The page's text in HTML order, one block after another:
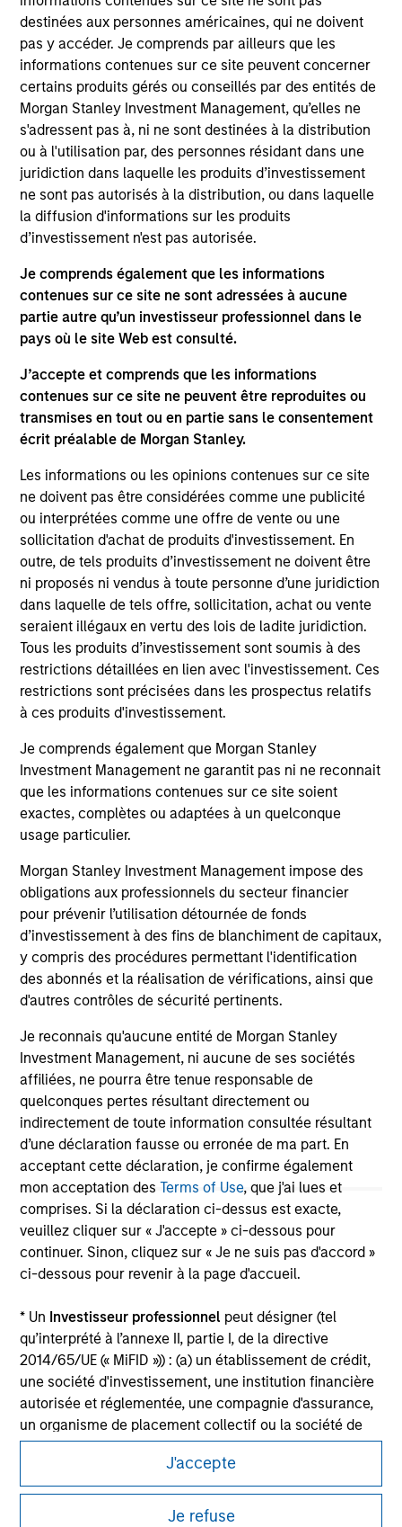
destinées aux personnes américaines, qui ne doivent
pas y accéder. Je comprends par ailleurs que les
informations contenues sur ce site peuvent concerner
certains produits gérés ou conseillés par des entités de
Morgan Stanley Investment Management, qu’elles ne
s'adressent pas à, ni ne sont destinées à la distribution
ou à l'utilisation par, des personnes résidant dans une
juridiction dans laquelle les produits d’investissement
ne sont pas autorisés à la distribution, ou dans laquelle
la diffusion d'informations sur les produits
d’investissement n'est pas autorisée.
Je comprends également que les informations
contenues sur ce site ne sont adressées à aucune
partie autre qu’un investisseur professionnel dans le
pays où le site Web est consulté.
J’accepte et comprends que les informations
contenues sur ce site ne peuvent être reproduites ou
transmises en tout ou en partie sans le consentement
écrit préalable de Morgan Stanley.
Les informations ou les opinions contenues sur ce site
ne doivent pas être considérées comme une publicité
ou interprétées comme une offre de vente ou une
sollicitation d'achat de produits d'investissement. En
outre, de tels produits d’investissement ne doivent être
ni proposés ni vendus à toute personne d’une juridiction
dans laquelle de tels offre, sollicitation, achat ou vente
seraient illégaux en vertu des lois de ladite juridiction.
Tous les produits d’investissement sont soumis à des
restrictions détaillées en lien avec l'investissement. Ces
restrictions sont précisées dans les prospectus relatifs
à ces produits d'investissement.
Je comprends également que Morgan Stanley
Investment Management ne garantit pas ni ne reconnait
que les informations contenues sur ce site soient
exactes, complètes ou adaptées à un quelconque
usage particulier.
Morgan Stanley Investment Management impose des
obligations aux professionnels du secteur financier
pour prévenir l’utilisation détournée de fonds
d’investissement à des fins de blanchiment de capitaux,
y compris des procédures permettant l'identification
des abonnés et la réalisation de vérifications, ainsi que
d'autres contrôles de sécurité pertinents.
Je reconnais qu'aucune entité de Morgan Stanley
Investment Management, ni aucune de ses sociétés
affiliées, ne pourra être tenue responsable de
quelconques pertes résultant directement ou
indirectement de toute information consultée résultant
d’une déclaration fausse ou erronée de ma part. En
acceptant cette déclaration, je confirme également
mon acceptation desTerms of Use, que j'ai lues et
comprises. Si la déclaration ci-dessus est exacte,
veuillez cliquer sur « J'accepte » ci-dessous pour
continuer. Sinon, cliquez sur « Je ne suis pas d'accord »
ci-dessous pour revenir à la page d'accueil.
* Un Investisseur professionnel peut désigner (tel
qu’interprété à l’annexe II, partie I, de la directive
2014/65/UE (« MiFID »)) : (a) un établissement de crédit,
une société d'investissement, une institution financière
autorisée et réglementée, une compagnie d'assurance,
un organisme de placement collectif ou la société de
gestion de cet organisme, un fonds de pension ou la
société de gestion de ce fonds, une société de
négociation de matières premières ou d’instruments
dérivés sur matières premières ou un autre investisseur
J'accepte
Je refuse
markets efforts and investing in third party CLO
tranches. He joined Morgan Stanley in August of
2022. Before joining Morgan Stanley, he worked at
Wells Fargo as a senior member of the firm’s CLO
and Private Credit banking team. Prior to Wells
Fargo, Steve began his career in 2008 at Bank of
America as a financial analyst. Steve earned a B.A.
degree in Economics from Bucknell University.
Team Insights
PRESS RELEASE
MSIM Expands Loan Business with
Pricing of $400M Morgan Stanley
Eaton Vance CLO 2025-21 Ltd.
Morgan Stanley Investment Management
(MSIM), a global asset manager, today
announced the closing of Morgan Stanley
Eaton Vance CLO 2025-21, Ltd., marking the
investment team’s first Collateralized Loan
Obligation (CLO) in 2025. The $400 million
transaction was priced on March 7 and
increases CLO platform assetsto approximately
$7.5 billion across twenty vehicles. Wells Fargo
Securities served as sole arranger for the deal.
21-APR-2025
May not represent all Team Members.
The information on this page is for informational
purposes only. The information contained herein does
not constitute and should not be construed as an
offering of advisory services or an offer to sell or a
jurisdiction in which such offer or solicitation,
purchase or sale would be unlawful under the
securities, insurance or other laws of such jurisdiction.
All investing involves risks, including a loss of principal.
Please refer to the strategy detail page for important
information on the strategy, including additional risk
considerations.
Morgan Stanley